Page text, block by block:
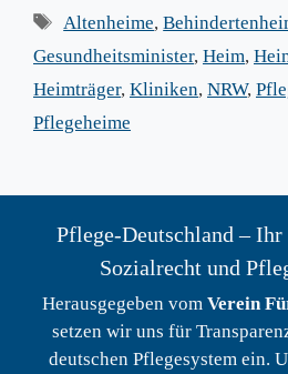
Schlagwörter
Altenheime,
Gesundheitsminister, Heim,
Heimträger, Kliniken, NRW,
Pflegeheime
Pflege-Deutschland –
Sozialrecht und
Herausgegeben vom Verein
setzen wir uns für
deutschen Pflegesystem ein.